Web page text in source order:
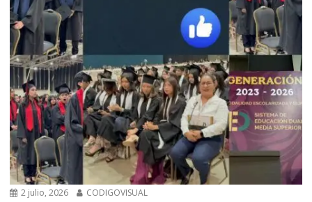
2 julio, 2026 CODIGOVISUAL